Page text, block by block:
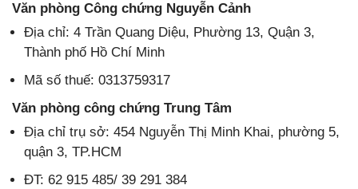
Văn phòng Công chứng Nguyễn Cảnh
Địa chỉ: 4 Trần Quang Diệu, Phường 13, Quận 3,
Thành phố Hồ Chí Minh
Mã số thuế: 0313759317
Văn phòng công chứng Trung Tâm
Địa chỉ trụ sở: 454 Nguyễn Thị Minh Khai, phường 5,
quận 3, TP.HCM
ĐT: 62 915 485/ 39 291 384